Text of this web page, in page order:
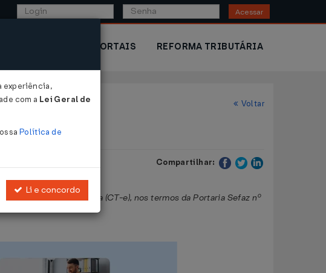
Acessar
EXTERIOR PORTAIS REFORMA TRIBUTÁRIA
Voltar
Compartilhar:
Transporte eletrônica (CT-e), nos termos da Portaria Sefaz nº
experiência,
com a Lei Geral de
Política de
Li e concordo